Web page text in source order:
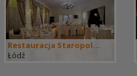
Restauracja Staropol...
Łódź